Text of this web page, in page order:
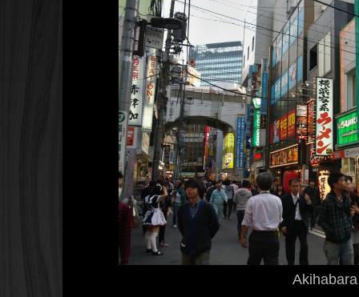
Akihabara